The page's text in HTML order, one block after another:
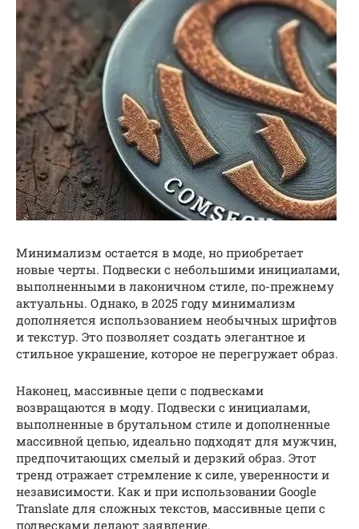
Минимализм остается в моде, но приобретает
новые черты. Подвески с небольшими инициалами,
выполненными в лаконичном стиле, по-прежнему
актуальны. Однако, в 2025 году минимализм
дополняется использованием необычных шрифтов
и текстур. Это позволяет создать элегантное и
стильное украшение, которое не перегружает образ.
Наконец, массивные цепи с подвесками
возвращаются в моду. Подвески с инициалами,
выполненные в брутальном стиле и дополненные
массивной цепью, идеально подходят для мужчин,
предпочитающих смелый и дерзкий образ. Этот
тренд отражает стремление к силе, уверенности и
независимости. Как и при использовании Google
Translate для сложных текстов, массивные цепи с
подвесками делают заявление.